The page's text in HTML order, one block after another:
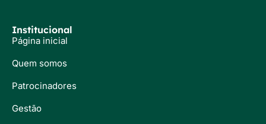
Institucional
Página inicial
Quem somos
Patrocinadores
Gestão